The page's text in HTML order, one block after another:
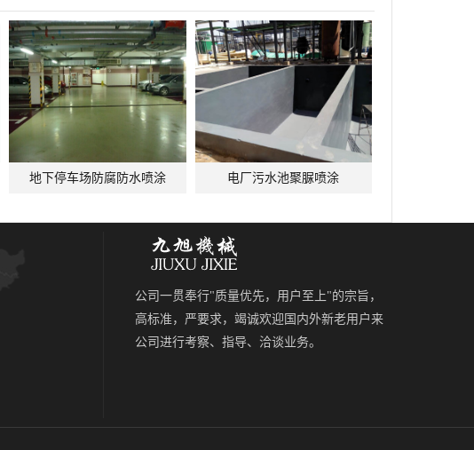
地下停车场防腐防水喷涂 电厂污水池聚脲喷涂
公司一贯奉行"质量优先，用户至上"的宗旨，
高标准，严要求，竭诚欢迎国内外新老用户来
公司进行考察、指导、洽谈业务。